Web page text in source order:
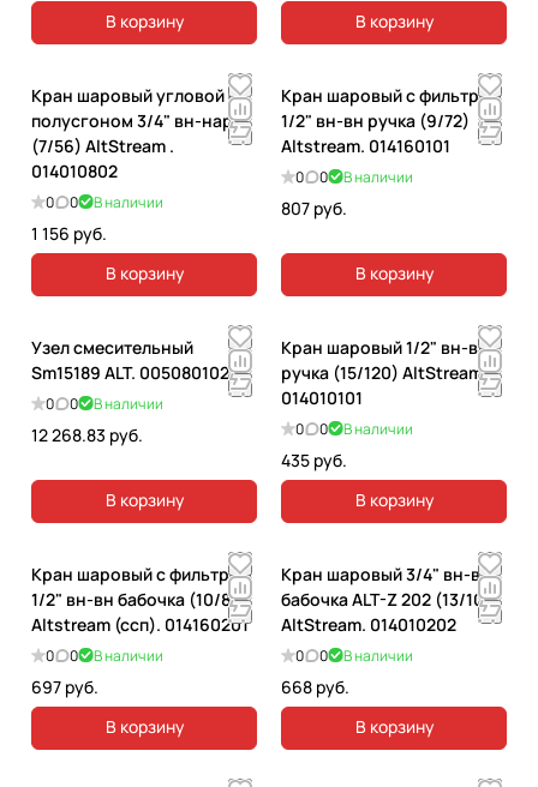
В корзину
В корзину
Кран шаровый угловой с
полусгоном 3/4" вн-нар
(7/56) AltStream .
014010802
0 0 В наличии
1 156 руб.
В корзину
Кран шаровый с фильтром
1/2" вн-вн ручка (9/72)
Altstream. 014160101
0 0 В наличии
807 руб.
В корзину
Узел смесительный
Sm15189 ALT. 005080102
0 0 В наличии
12 268.83 руб.
В корзину
Кран шаровый 1/2" вн-вн
ручка (15/120) AltStream.
014010101
0 0 В наличии
435 руб.
В корзину
Кран шаровый с фильтром
1/2" вн-вн бабочка (10/80)
Altstream (ссп). 014160201
0 0 В наличии
697 руб.
В корзину
Кран шаровый 3/4" вн-вн
бабочка ALT-Z 202 (13/103)
AltStream. 014010202
0 0 В наличии
668 руб.
В корзину